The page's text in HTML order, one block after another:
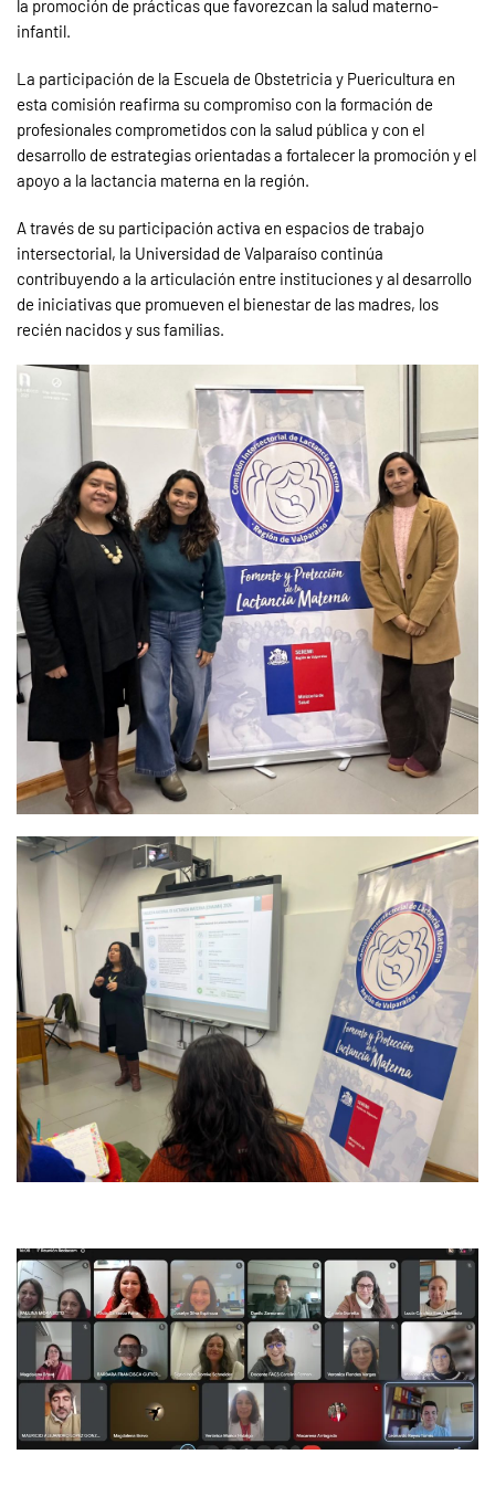
la promoción de prácticas que favorezcan la salud materno-
infantil.
La participación de la Escuela de Obstetricia y Puericultura en
esta comisión reafirma su compromiso con la formación de
profesionales comprometidos con la salud pública y con el
desarrollo de estrategias orientadas a fortalecer la promoción y el
apoyo a la lactancia materna en la región.
A través de su participación activa en espacios de trabajo
intersectorial, la Universidad de Valparaíso continúa
contribuyendo a la articulación entre instituciones y al desarrollo
de iniciativas que promueven el bienestar de las madres, los
recién nacidos y sus familias.